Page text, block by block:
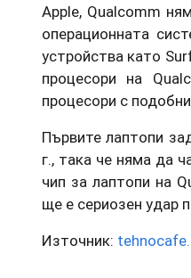
Apple, Qualcomm
операционната
устройства като
процесори на
процесори с
Първите лаптопи
г., така че няма да
чип за лаптопи на
ще е сериозен удар
Източник: